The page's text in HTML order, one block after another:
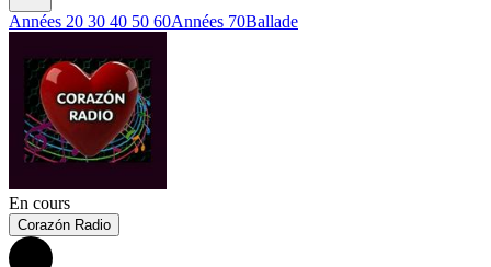
Années 20 30 40 50 60Années 70Ballade
En cours
Corazón Radio